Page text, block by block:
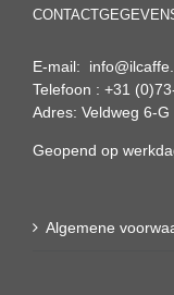
E-mail:
Telefoon : +31
Adres: Veldweg 6-
Geopend op
Algemene